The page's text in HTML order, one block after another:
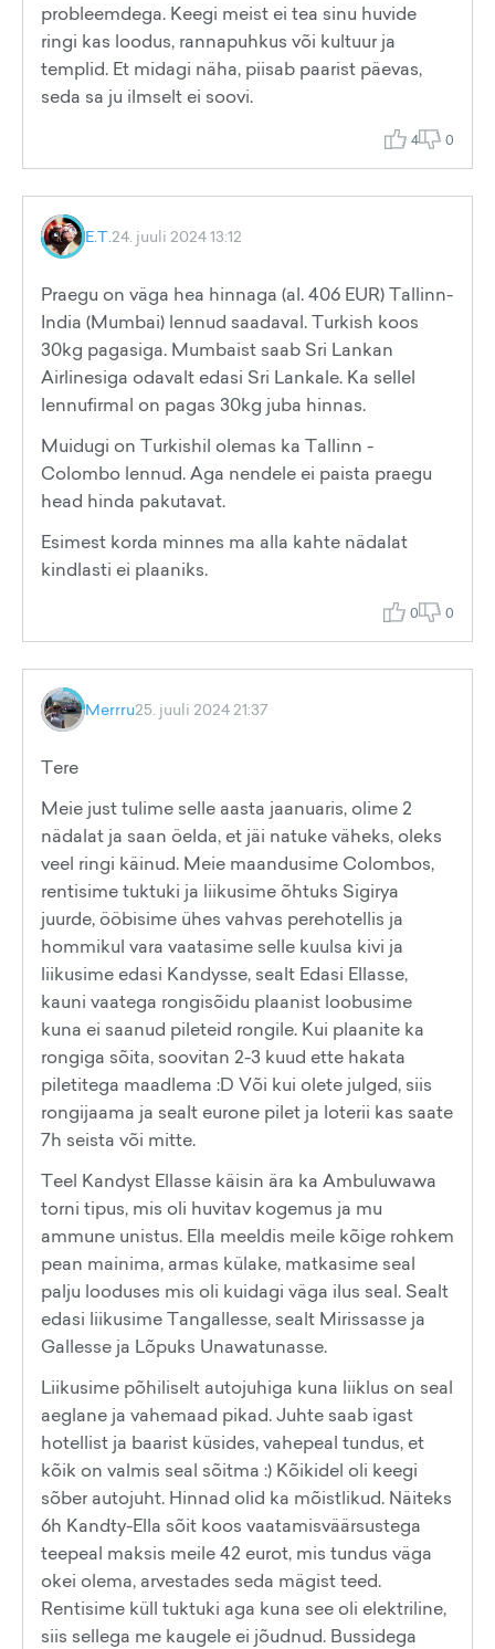
probleemdega. Keegi meist ei tea sinu huvide
ringi kas loodus, rannapuhkus või kultuur ja
templid. Et midagi näha, piisab paarist päevas,
seda sa ju ilmselt ei soovi.
4 0
E.T.24. juuli 2024 13:12
Praegu on väga hea hinnaga (al. 406 EUR) Tallinn-
India (Mumbai) lennud saadaval. Turkish koos
30kg pagasiga. Mumbaist saab Sri Lankan
Airlinesiga odavalt edasi Sri Lankale. Ka sellel
lennufirmal on pagas 30kg juba hinnas.
Muidugi on Turkishil olemas ka Tallinn -
Colombo lennud. Aga nendele ei paista praegu
head hinda pakutavat.
Esimest korda minnes ma alla kahte nädalat
kindlasti ei plaaniks.
0 0
Merrru25. juuli 2024 21:37
Tere
Meie just tulime selle aasta jaanuaris, olime 2
nädalat ja saan öelda, et jäi natuke väheks, oleks
veel ringi käinud. Meie maandusime Colombos,
rentisime tuktuki ja liikusime õhtuks Sigirya
juurde, ööbisime ühes vahvas perehotellis ja
hommikul vara vaatasime selle kuulsa kivi ja
liikusime edasi Kandysse, sealt Edasi Ellasse,
kauni vaatega rongisõidu plaanist loobusime
kuna ei saanud pileteid rongile. Kui plaanite ka
rongiga sõita, soovitan 2-3 kuud ette hakata
piletitega maadlema :D Või kui olete julged, siis
rongijaama ja sealt eurone pilet ja loterii kas saate
7h seista või mitte.
Teel Kandyst Ellasse käisin ära ka Ambuluwawa
torni tipus, mis oli huvitav kogemus ja mu
ammune unistus. Ella meeldis meile kõige rohkem
pean mainima, armas külake, matkasime seal
palju looduses mis oli kuidagi väga ilus seal. Sealt
edasi liikusime Tangallesse, sealt Mirissasse ja
Gallesse ja Lõpuks Unawatunasse.
Liikusime põhiliselt autojuhiga kuna liiklus on seal
aeglane ja vahemaad pikad. Juhte saab igast
hotellist ja baarist küsides, vahepeal tundus, et
kõik on valmis seal sõitma :) Kõikidel oli keegi
sõber autojuht. Hinnad olid ka mõistlikud. Näiteks
6h Kandty-Ella sõit koos vaatamisväärsustega
teepeal maksis meile 42 eurot, mis tundus väga
okei olema, arvestades seda mägist teed.
Rentisime küll tuktuki aga kuna see oli elektriline,
siis sellega me kaugele ei jõudnud. Bussidega